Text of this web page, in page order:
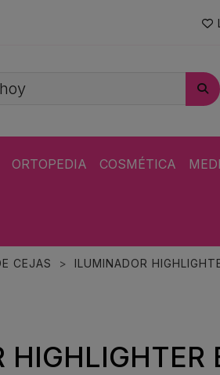
ORTOPEDIA COSMÉTICA
CEJAS ILUMINADOR